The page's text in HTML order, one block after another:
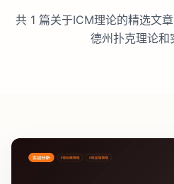
共 1 篇关于ICM理论的精选文
德州扑克理论和